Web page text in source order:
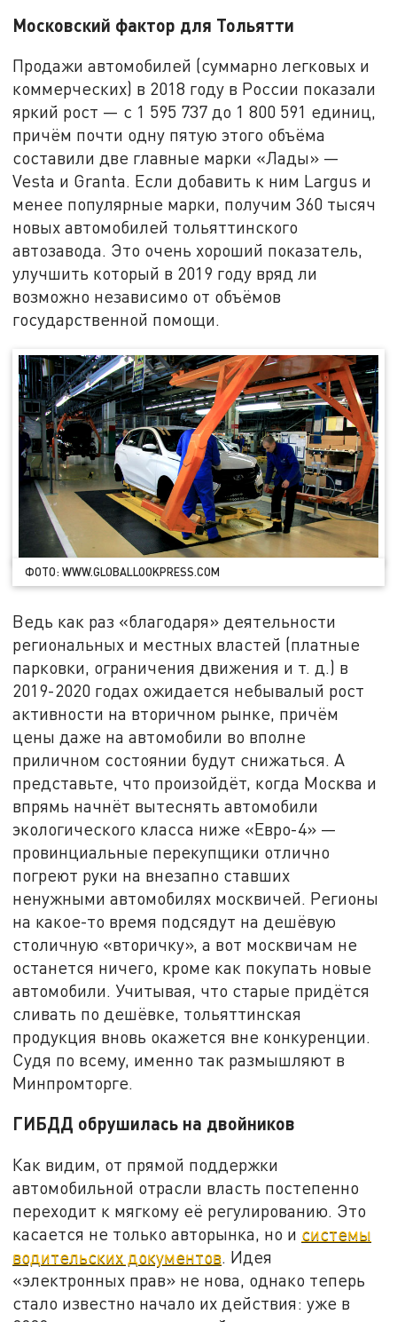
Московский фактор для Тольятти
Продажи автомобилей (суммарно легковых и
коммерческих) в 2018 году в России показали
яркий рост — с 1 595 737 до 1 800 591 единиц,
причём почти одну пятую этого объёма
составили две главные марки «Лады» —
Vesta и Granta. Если добавить к ним Largus и
менее популярные марки, получим 360 тысяч
новых автомобилей тольяттинского
автозавода. Это очень хороший показатель,
улучшить который в 2019 году вряд ли
возможно независимо от объёмов
государственной помощи.
ФОТО: WWW.GLOBALLOOKPRESS.COM
Ведь как раз «благодаря» деятельности
региональных и местных властей (платные
парковки, ограничения движения и т. д.) в
2019-2020 годах ожидается небывалый рост
активности на вторичном рынке, причём
цены даже на автомобили во вполне
приличном состоянии будут снижаться. А
представьте, что произойдёт, когда Москва и
впрямь начнёт вытеснять автомобили
экологического класса ниже «Евро-4» —
провинциальные перекупщики отлично
погреют руки на внезапно ставших
ненужными автомобилях москвичей. Регионы
на какое-то время подсядут на дешёвую
столичную «вторичку», а вот москвичам не
останется ничего, кроме как покупать новые
автомобили. Учитывая, что старые придётся
сливать по дешёвке, тольяттинская
продукция вновь окажется вне конкуренции.
Судя по всему, именно так размышляют в
Минпромторге.
ГИБДД обрушилась на двойников
Как видим, от прямой поддержки
автомобильной отрасли власть постепенно
переходит к мягкому её регулированию. Это
касается не только авторынка, но и системы
водительских документов. Идея
«электронных прав» не нова, однако теперь
стало известно начало их действия: уже в